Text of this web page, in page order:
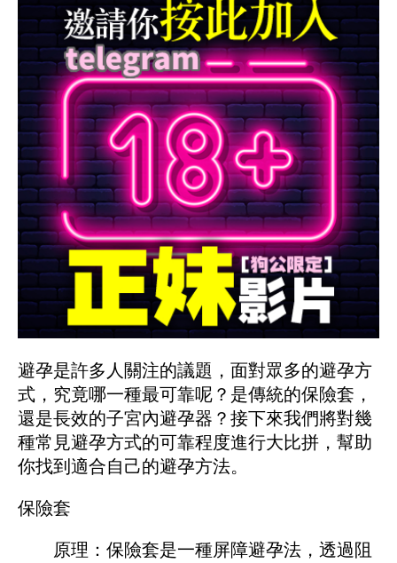
避孕是許多人關注的議題，面對眾多的避孕方
式，究竟哪一種最可靠呢？是傳統的保險套，
還是長效的子宮內避孕器？接下來我們將對幾
種常見避孕方式的可靠程度進行大比拼，幫助
你找到適合自己的避孕方法。
保險套
原理：保險套是一種屏障避孕法，透過阻